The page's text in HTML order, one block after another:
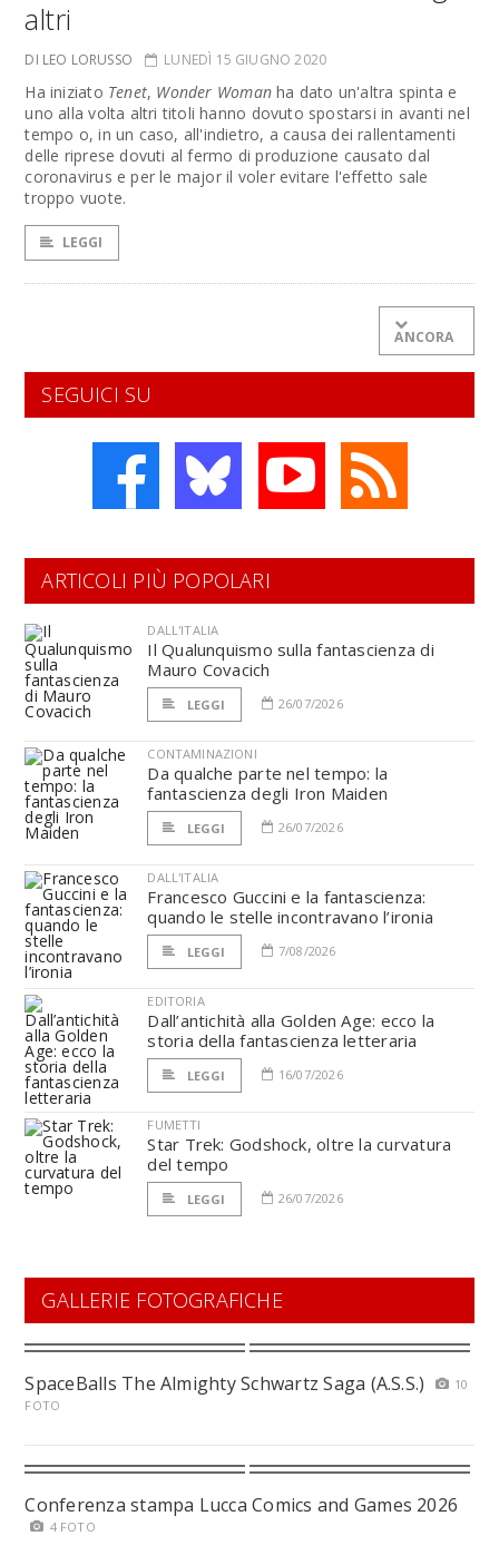
altri
DI LEO LORUSSO LUNEDÌ 15 GIUGNO 2020
Ha iniziato Tenet, Wonder Womanha dato un'altra spinta e
uno alla volta altri titoli hanno dovuto spostarsi in avanti nel
tempo o, in un caso, all'indietro, a causa dei rallentamenti
delle riprese dovuti al fermo di produzione causato dal
coronavirus e per le major il voler evitare l'effetto sale
troppo vuote.
LEGGI
ANCORA
SEGUICI SU
ARTICOLI PIÙ POPOLARI
DALL'ITALIA
Il Qualunquismo sulla fantascienza di
Mauro Covacich
LEGGI 26/07/2026
CONTAMINAZIONI
Da qualche parte nel tempo: la
fantascienza degli Iron Maiden
LEGGI 26/07/2026
DALL'ITALIA
Francesco Guccini e la fantascienza:
quando le stelle incontravano l’ironia
LEGGI 7/08/2026
EDITORIA
Dall’antichità alla Golden Age: ecco la
storia della fantascienza letteraria
LEGGI 16/07/2026
FUMETTI
Star Trek: Godshock, oltre la curvatura
del tempo
LEGGI 26/07/2026
GALLERIE FOTOGRAFICHE
SpaceBalls The Almighty Schwartz Saga (A.S.S.)
10
FOTO
Conferenza stampa Lucca Comics and Games 2026
4 FOTO